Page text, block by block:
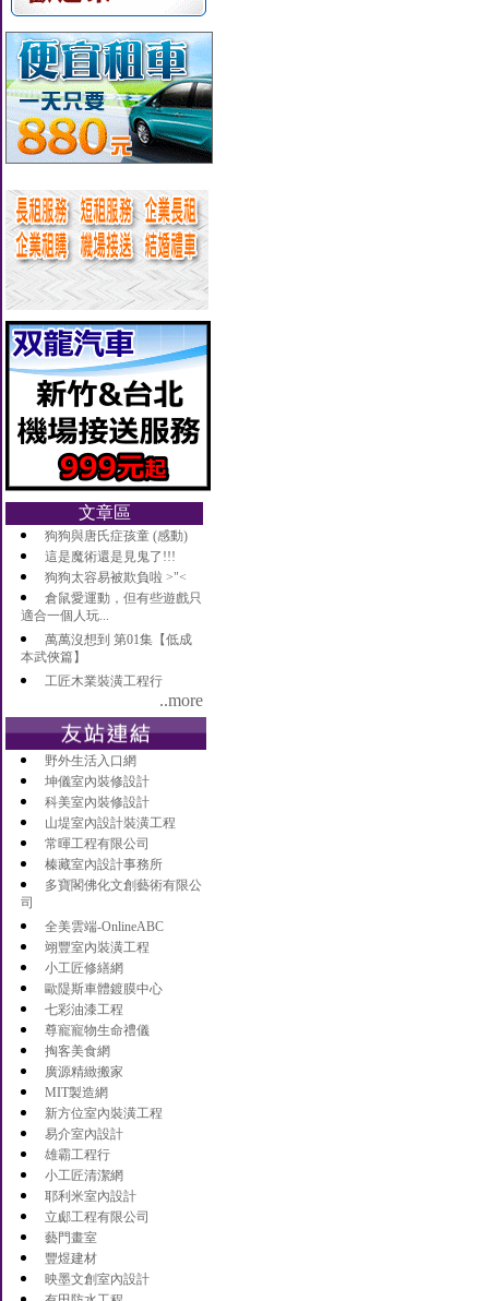
文章區
狗狗與唐氏症孩童 (感動)
這是魔術還是見鬼了!!!
狗狗太容易被欺負啦 >"<
倉鼠愛運動，但有些遊戲只
適合一個人玩...
萬萬沒想到 第01集【低成
本武俠篇】
工匠木業裝潢工程行
..more
野外生活入口網
坤儀室內裝修設計
科美室內裝修設計
山堤室內設計裝潢工程
常暉工程有限公司
榛藏室內設計事務所
多寶閣佛化文創藝術有限公
司
全美雲端-OnlineABC
翊豐室內裝潢工程
小工匠修繕網
歐隄斯車體鍍膜中心
七彩油漆工程
尊寵寵物生命禮儀
掏客美食網
廣源精緻搬家
MIT製造網
新方位室內裝潢工程
易介室內設計
雄霸工程行
小工匠清潔網
耶利米室內設計
立郕工程有限公司
藝門畫室
豐煜建材
映墨文創室內設計